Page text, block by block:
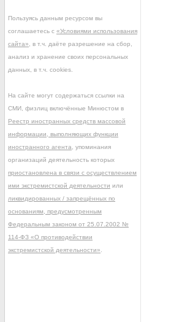
Пользуясь данным ресурсом вы
соглашаетесь с «Условиями использования
сайта» , в т.ч. даёте разрешение на сбор,
анализ и хранение своих персональных
данных, в т.ч. cookies.
На сайте могут содержаться ссылки на
СМИ, физлиц включённые Минюстом в
Реестр иностранных средств массовой
информации, выполняющих функции
иностранного агента , упоминания
организаций деятельность которых
приостановлена в связи с осуществлением
ими экстремистской деятельности или
ликвидированных / запрещённых по
основаниям, предусмотренным
Федеральным законом от 25.07.2002 №
114-ФЗ «О противодействии
экстремистской деятельности»